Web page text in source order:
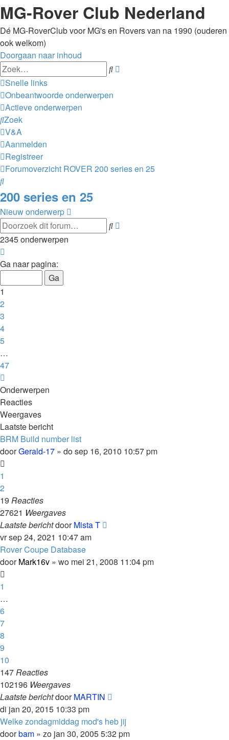
MG-Rover Club Nederland
Dé MG-RoverClub voor MG's en Rovers van na 1990 (ouderen
ook welkom)
Doorgaan naar inhoud
Zoek
Snelle links
Onbeantwoorde onderwerpen
Actieve onderwerpen
Zoek
V&A
Aanmelden
Registreer
Forumoverzicht ROVER 200 series en 25
Zoek
200 series en 25
Nieuw onderwerp
Zoek
2345 onderwerpen
1
47
Ga naar pagina:
1
2
3
4
5
…
47
Onderwerpen
Reacties
Weergaves
Laatste bericht
BRM Build number list
doorGerald-17 » do sep 16, 2010 10:57 pm
1
2
19 Reacties
27621 Weergaves
Laatste berichtdoorMista T
vr sep 24, 2021 10:47 am
Rover Coupe Database
doorMark16v » wo mei 21, 2008 11:04 pm
1
…
6
7
8
9
10
147Reacties
102196 Weergaves
Laatste berichtdoorMARTIN
di jan 20, 2015 10:33 pm
Welke zondagmiddag mod's heb jij
doorbam » zo jan 30, 2005 5:32 pm